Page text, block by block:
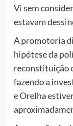
Vi sem
estavam
A promotoria
hipótese da
reconstituição
fazendo a
e Orelha